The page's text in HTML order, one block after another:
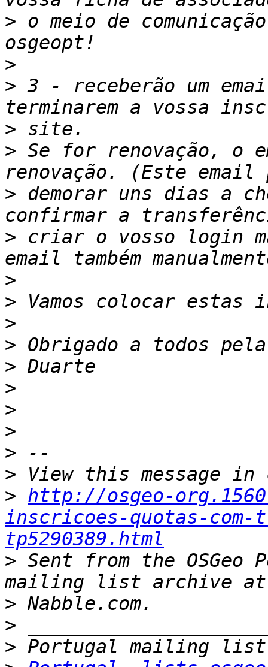
> o meio de
>
> 3 - receberão um
>
> Se for renovação, o
> demorar uns dias a
> criar o vosso login
>
>
>
>
>
>
>
>
>
>
> http://osgeo-
inscricoes-quotas-
tp5290389.html
> Sent from the OSGeo
>
>
>